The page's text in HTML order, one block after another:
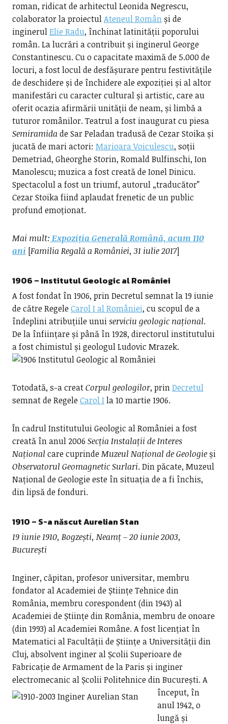
roman, ridicat de arhitectul Leonida Negrescu,
colaborator la proiectulAteneul Românși de
inginerulElie Radu, închinat latinității poporului
român. La lucrări a contribuit și inginerul George
Constantinescu. Cu o capacitate maximă de 5.000 de
locuri, a fost locul de desfășurare pentru festivitățile
de deschidere și de închidere ale expoziției și al altor
manifestări cu caracter cultural și artistic, care au
oferit ocazia afirmării unității de neam, și limbă a
tuturor românilor. Teatrul a fost inaugurat cu piesa
Semiramida de Sar Peladan tradusă de Cezar Stoika și
jucată de mari actori: Marioara Voiculescu, soții
Demetriad, Gheorghe Storin, Romald Bulfinschi, Ion
Manolescu; muzica a fost creată de Ionel Dinicu.
Spectacolul a fost un triumf, autorul „traducător”
Cezar Stoika fiind aplaudat frenetic de un public
profund emoționat.
Mai mult: Expoziția Generală Română, acum 110
ani [Familia Regală a României, 31 iulie 2017]
1906 – Institutul Geologic al României
A fost fondat în 1906, prin Decretul semnat la 19 iunie
de către RegeleCarol I al României, cu scopul de a
îndeplini atribuțiile unuiserviciu geologic național.
De la înființare și până în 1928, directorul institutului
a fost chimistul și geologul Ludovic Mrazek.
Totodată, s-a creatCorpul geologilor, prinDecretul
semnat de RegeleCarol Ila 10 martie 1906.
În cadrul Institutului Geologic al României a fost
creată în anul 2006 Secția Instalații de Interes
Național care cuprindeMuzeul Național de Geologieși
Observatorul Geomagnetic Surlari. Din păcate, Muzeul
Național de Geologie este în situația de a fi închis,
din lipsă de fonduri.
1910 – S-a născut Aurelian Stan
19 iunie 1910, Bogzești, Neamț – 20 iunie 2003,
București
Inginer, căpitan, profesor universitar, membru
fondator al Academiei de Științe Tehnice din
România, membru corespondent (din 1943) al
Academiei de Științe din România, membru de onoare
(din 1993) al Academiei Române. A fost licențiat în
Matematici al Facultății de Științe a Universității din
Cluj, absolvent inginer al Școlii Superioare de
Fabricație de Armament de la Paris și inginer
electromecanic al Școlii Politehnice din București.A
început, în
anul 1942, o
lungă și